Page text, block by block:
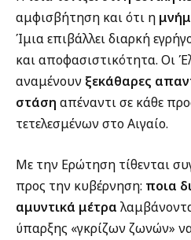
αμφισβήτηση και ότι η
Ίμιαεπιβάλλει διαρκή
και αποφασιστικότητα. Οι
αναμένουν ξεκάθαρες
στάση απέναντι σε κάθε
τετελεσμένων στο Αιγαίο.
Με την Ερώτηση τίθενται
προς την κυβέρνηση: ποια
αμυντικά μέτρα
ύπαρξης «γκρίζων ζωνών»